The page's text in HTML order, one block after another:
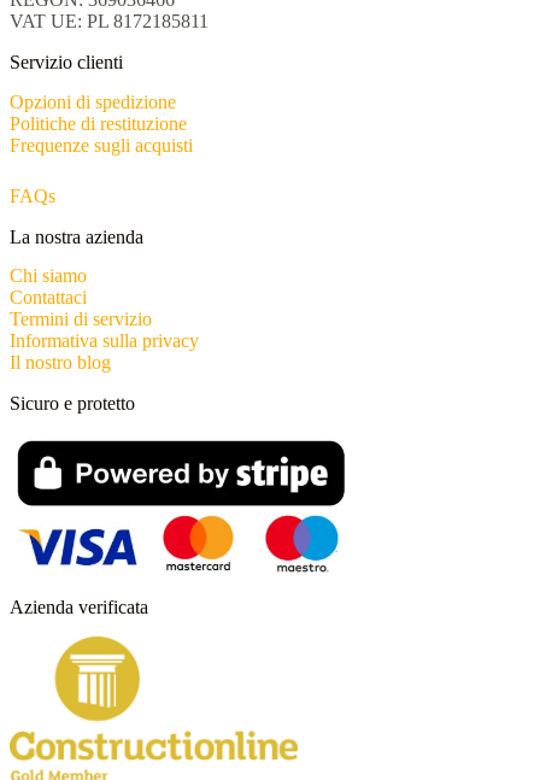
VAT UE: PL 8172185811
Servizio clienti
Opzioni di spedizione
Politiche di restituzione
Frequenze sugli acquisti
FAQs
La nostra azienda
Chi siamo
Contattaci
Termini di servizio
Informativa sulla privacy
Il nostro blog
Azienda verificata
Sicuro e protetto